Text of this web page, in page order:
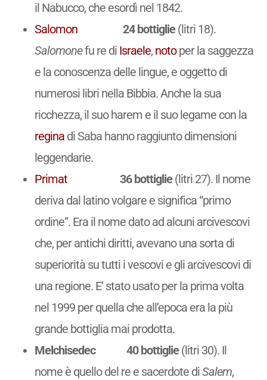
il Nabucco, che esordì nel 1842.
Salomon
24 bottiglie(litri 18).
Salomonefu re di Israele, notoper la saggezza
e la conoscenza delle lingue, e oggetto di
numerosi libri nella Bibbia. Anche la sua
ricchezza, il suo harem e il suo legame con la
reginadi Saba hanno raggiunto dimensioni
leggendarie.
Primat
36 bottiglie(litri 27). Il nome
deriva dal latino volgare e significa “primo
ordine”. Era il nome dato ad alcuni arcivescovi
che, per antichi diritti, avevano una sorta di
superiorità su tutti i vescovi e gli arcivescovi di
una regione. E’ stato usato per la prima volta
nel 1999 per quella che all’epoca era la più
grande bottiglia mai prodotta.
Melchisedec
40 bottiglie(litri 30). Il
nome è quello del re e sacerdote diSalem,